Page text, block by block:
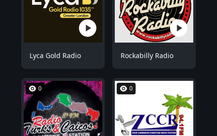
Lyca Gold Radio Rockabilly Radio
0 0